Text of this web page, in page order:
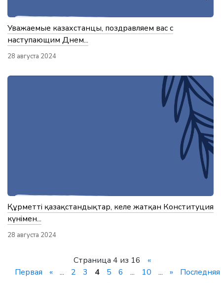
Уважаемые казахстанцы, поздравляем вас с
наступающим Днем...
28 августа 2024
Құрметті қазақстандықтар, келе жатқан Конституция
күнімен...
28 августа 2024
Страница 4 из 16
«
Первая
« ... 2 3 4 5 6 ... 10 ... »
Последняя